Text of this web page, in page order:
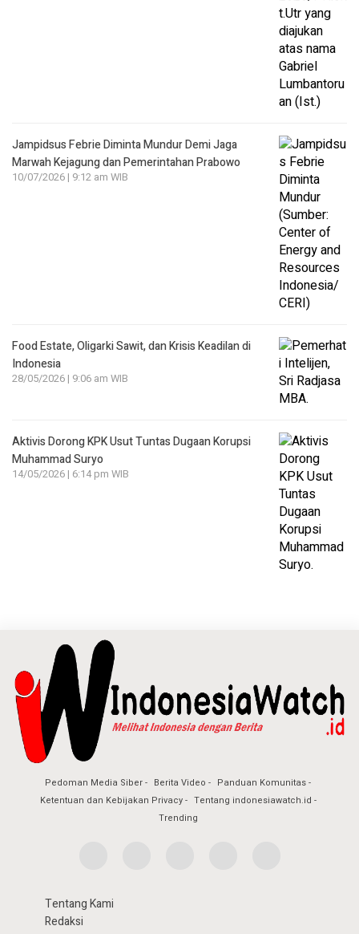
Jampidsus Febrie Diminta Mundur Demi Jaga
Marwah Kejagung dan Pemerintahan Prabowo
10/07/2026 | 9:12 am WIB
Food Estate, Oligarki Sawit, dan Krisis Keadilan di
Indonesia
28/05/2026 | 9:06 am WIB
Aktivis Dorong KPK Usut Tuntas Dugaan Korupsi
Muhammad Suryo
14/05/2026 | 6:14 pm WIB
Pedoman Media Siber Berita Video
Panduan Komunitas
Ketentuan dan Kebijakan Privacy
Tentang indonesiawatch.id
Trending
Tentang Kami
Redaksi